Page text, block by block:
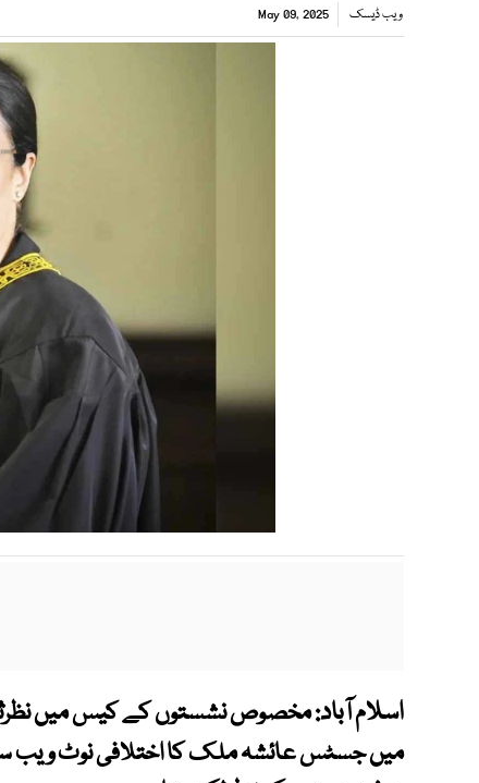
ویب ڈیسک May 09, 2025
اسلام آباد:مخصوص نشستوں کے کیس میں
میں جسٹس عائشہ ملک کا اختلافی نوٹ ویب